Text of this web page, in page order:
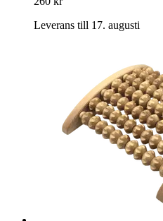
Leverans till 17. augusti